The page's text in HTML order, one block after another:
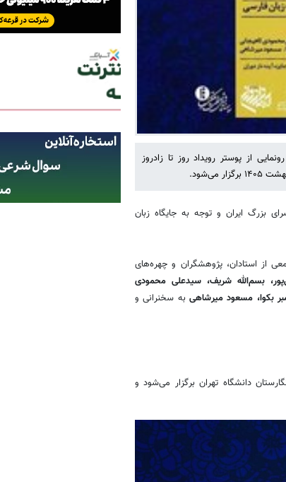
از پوستر رویداد روز تا زادروز
بزرگ ایران و توجه به جایگاه زبان
از استادان، پژوهشگران و چهره‌های
بسم‌الله شریف، سیدعلی محمودی
بکوا، مسعود میرشاهیبه سخنرانی و
۱۴۰۵ از ساعت ۱۶ تا ۱۸ در باغ موزه نگارستان دانشگاه تهران برگزار می‌شود و